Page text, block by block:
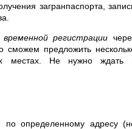
загранпаспорта,
временной регистрации
сможем предложить
местах. Не нужно ждать
по определенному адресу